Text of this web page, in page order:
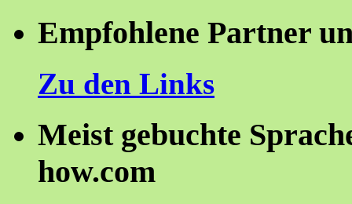
Empfohlene Partner
Zu den Links
Meist gebuchte
how.com